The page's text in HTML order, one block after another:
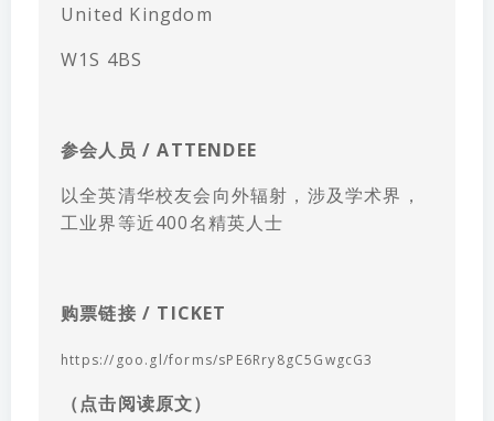
United Kingdom
W1S 4BS
参会人员 / ATTENDEE
以全英清华校友会向外辐射，涉及学术界，
工业界等近400名精英人士
购票链接 / TICKET
https://goo.gl/forms/sPE6Rry8gC5GwgcG3
（点击阅读原文）